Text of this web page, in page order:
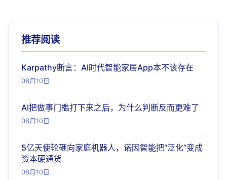
推荐阅读
Karpathy断言：AI时代智能家居App本不该存在
08月10日
AI把做事门槛打下来之后，为什么判断反而更难了
08月10日
5亿天使轮砸向家庭机器人，诺因智能把“泛化”变成
资本硬通货
08月10日